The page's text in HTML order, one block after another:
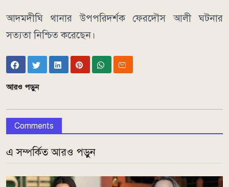
আদমদীঘি থানার উপপরিদর্শক ফেরদৌস আলী ঘটনার
সত্যতা নিশ্চিত করেছেন।
আরও পড়ুন
Comments
এ সম্পর্কিত আরও পড়ুন